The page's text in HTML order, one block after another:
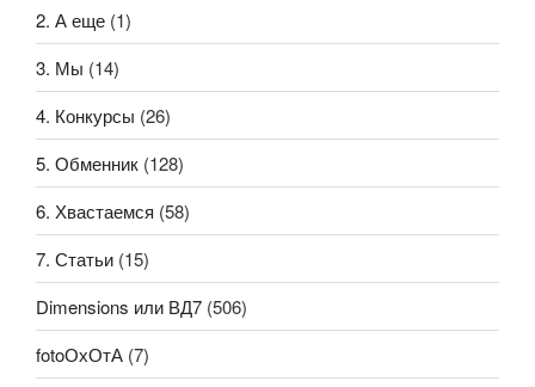
2. А еще (1)
3. Мы (14)
4. Конкурсы (26)
5. Обменник (128)
6. Хвастаемся (58)
7. Статьи (15)
Dimensions или ВД7 (506)
fotoОхОтА (7)